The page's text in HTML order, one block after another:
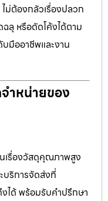
ม่ต้องกลัวเรื่องปลวก
ลุ หรือดัดโค้งได้ตาม
มืออาชีพและงาน
จำหน่ายของ
นเรื่องวัสดุคุณภาพสูง
บริการจัดส่งที่
ได้ พร้อมรับคำปรึกษา